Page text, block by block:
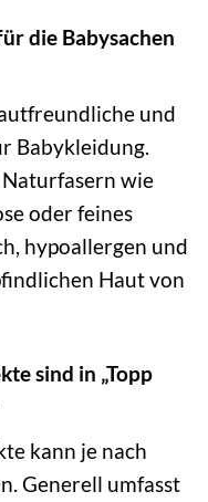
die Babysachen
und
Babykleidung.
wie
oder feines
hypoallergen und
Haut von
sind in „Topp
kann je nach
Generell umfasst